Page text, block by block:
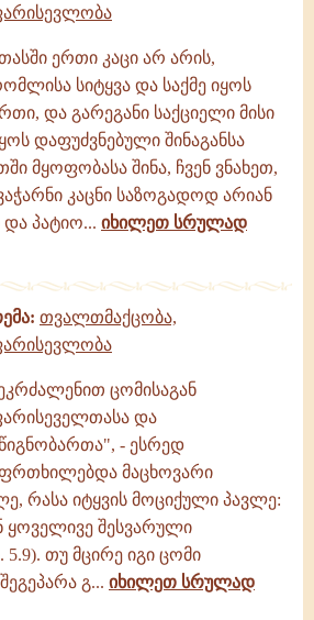
ერთი კაცი არ არის,
სიტყვა და საქმე იყოს
და გარეგანი საქციელი მისი
დაფუძვნებული შინაგანსა
მყოფობასა შინა, ჩვენ ვნახეთ,
კაცნი საზოგადოდ არიან
პატიო... იხილეთ სრულად
თვალთმაქცობა,
ცომისაგან
და
- ესრედ
მაცხოვარი
რასა იტყვის მოციქული პავლე:
ყოველივე შესვარული
თუ მცირე იგი ცომი
გ... იხილეთ სრულად